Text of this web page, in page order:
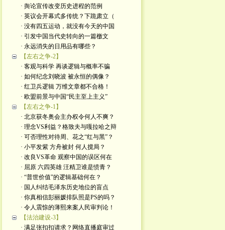
· 舆论宣传改变历史进程的范例
· 英议会开幕式多传统？下跪肃立（
· 没有四五运动，就没有今天的中国
· 引发中国当代史转向的一篇檄文
· 永远消失的日用品有哪些？
【左右之争-2】
· 客观与科学 再谈逻辑与概率不骗
· 如何纪念刘晓波 被永恒的偶像？
· 红卫兵逻辑 万维文章都不合格！
· 欧盟前景与中国“民主至上主义”
【左右之争-1】
· 北京获冬奥会主办权令何人不爽？
· 理念VS利益？格致夫与嘎拉哈之辩
· 可否理性对待周、花之“红与黑”？
· 小平发紫 方舟被封 何人搅局？
· 改良VS革命 观察中国的误区何在
· 屈原 六四英雄 汪精卫谁是愤青？
· “普世价值”的逻辑基础何在？
· 国人纠结毛泽东历史地位的盲点
· 你真相信彭丽媛排队照是PS的吗？
· 令人震惊的薄熙来案人民审判论！
【法治建设-3】
· 满足张扣扣请求？网络直播庭审过